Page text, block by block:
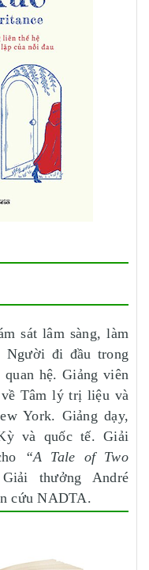
sát lâm sàng, làm
Người đi đầu trong
hệ. Giảng viên
Tâm lý trị liệu và
York. Giảng dạy,
và quốc tế. Giải
“A Tale of Two
thưởng André
cứu NADTA.